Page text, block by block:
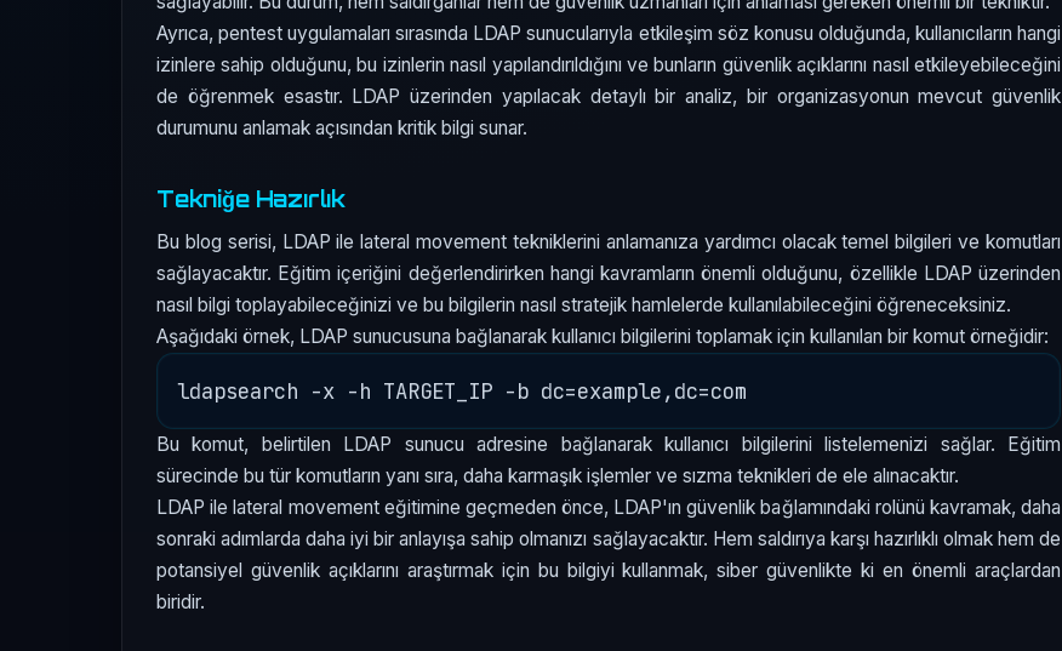
Ayrıca, pentest uygulamaları sırasında LDAP sunucularıyla etkileşim söz konusu olduğunda, kullanıcıların hangi
izinlere sahip olduğunu, bu izinlerin nasıl yapılandırıldığını ve bunların güvenlik açıklarını nasıl etkileyebileceğini
de öğrenmek esastır. LDAP üzerinden yapılacak detaylı bir analiz, bir organizasyonun mevcut güvenlik
durumunu anlamak açısından kritik bilgi sunar.
Tekniğe Hazırlık
Bu blog serisi, LDAP ile lateral movement tekniklerini anlamanıza yardımcı olacak temel bilgileri ve komutları
sağlayacaktır. Eğitim içeriğini değerlendirirken hangi kavramların önemli olduğunu, özellikle LDAP üzerinden
nasıl bilgi toplayabileceğinizi ve bu bilgilerin nasıl stratejik hamlelerde kullanılabileceğini öğreneceksiniz.
Aşağıdaki örnek, LDAP sunucusuna bağlanarak kullanıcı bilgilerini toplamak için kullanılan bir komut örneğidir:
Bu komut, belirtilen LDAP sunucu adresine bağlanarak kullanıcı bilgilerini listelemenizi sağlar. Eğitim
sürecinde bu tür komutların yanı sıra, daha karmaşık işlemler ve sızma teknikleri de ele alınacaktır.
LDAP ile lateral movement eğitimine geçmeden önce, LDAP'ın güvenlik bağlamındaki rolünü kavramak, daha
sonraki adımlarda daha iyi bir anlayışa sahip olmanızı sağlayacaktır. Hem saldırıya karşı hazırlıklı olmak hem de
potansiyel güvenlik açıklarını araştırmak için bu bilgiyi kullanmak, siber güvenlikte ki en önemli araçlardan
biridir.